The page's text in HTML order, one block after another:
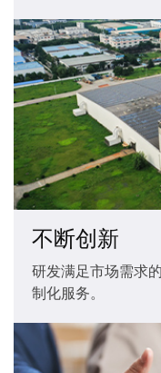
不断创新
研发满足市场需求
制化服务。